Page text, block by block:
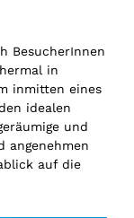
BesucherInnen
in
inmitten eines
idealen
und
angenehmen
auf die